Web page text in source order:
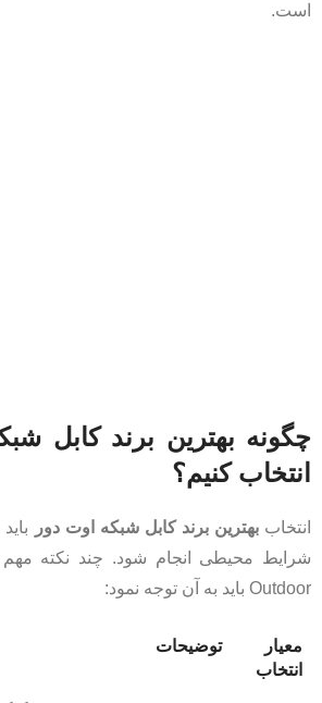
است.
چگونه بهترین برند کابل
انتخاب کنیم؟
انتخاببهترین برند کابل شبکه اوت دور
شرایط محیطی انجام شود. چند نکته مهم
Outdoor باید به آن توجه نمود:
معیار
انتخاب
توضیحات